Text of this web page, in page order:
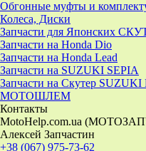
Обгонные муфты и
Колеса, Диски
Запчасти для Японских
Запчасти на Honda Dio
Запчасти на Honda Lead
Запчасти на SUZUKI SEPIA
Запчасти на Скутер SUZUKI
МОТОШЛЕМ
Контакты
MotoHelp.com.ua
Алексей Запчастин
+38 (067) 975-73-62